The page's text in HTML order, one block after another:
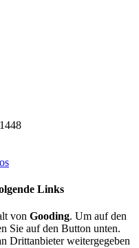
Links
von Gooding. Um auf den
Sie auf den Button unten.
Drittanbieter weitergegeben